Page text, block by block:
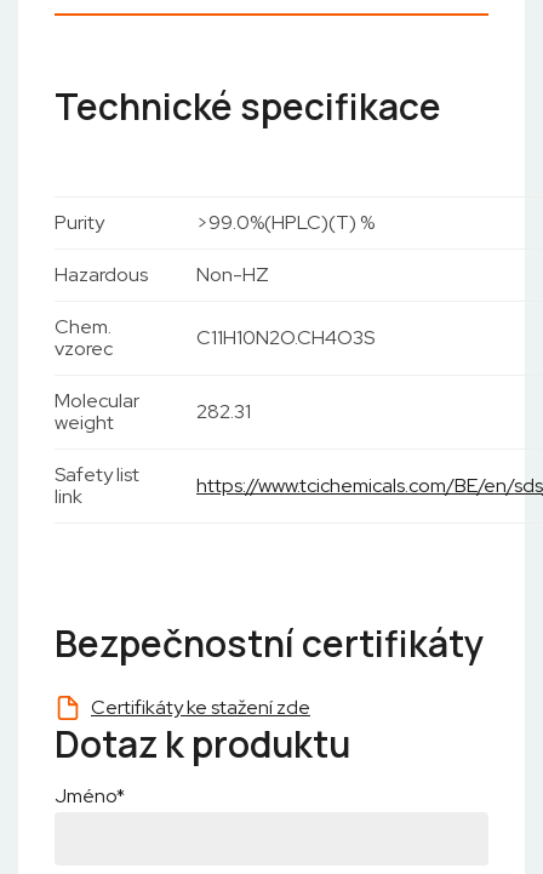
Technické specifikace
Purity >99.0%(HPLC)(T) %
Hazardous Non-HZ
Chem.
vzorec
C11H10N2O.CH4O3S
Molecular
weight
282.31
Safety list
link
https://www.tcichemicals.com/BE/en/
Bezpečnostní certifikáty
Certifikáty ke stažení zde
Dotaz k produktu
Jméno*